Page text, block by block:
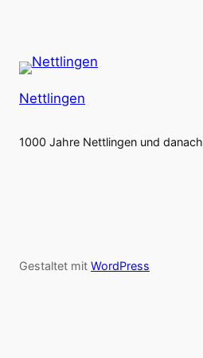
Nettlingen
1000 Jahre Nettlingen und danach
Gestaltet mit WordPress